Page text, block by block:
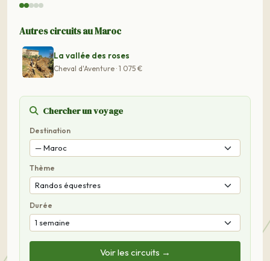
Autres circuits au Maroc
La vallée des roses
Cheval d'Aventure · 1 075 €
Chercher un voyage
Destination
Thème
Durée
Voir les circuits →